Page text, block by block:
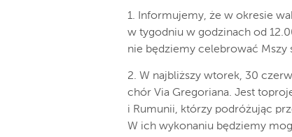
1. Informujemy, że w okresie
w tygodniu w godzinach od
nie będziemy celebrować Mszy
2. W najbliższy wtorek, 30
chór Via Gregoriana. Jest
i Rumunii, którzy podróżując
W ich wykonaniu będziemy